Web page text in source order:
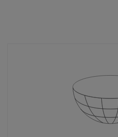
https://www.nastasuoja.fi